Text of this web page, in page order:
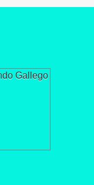
Gallego